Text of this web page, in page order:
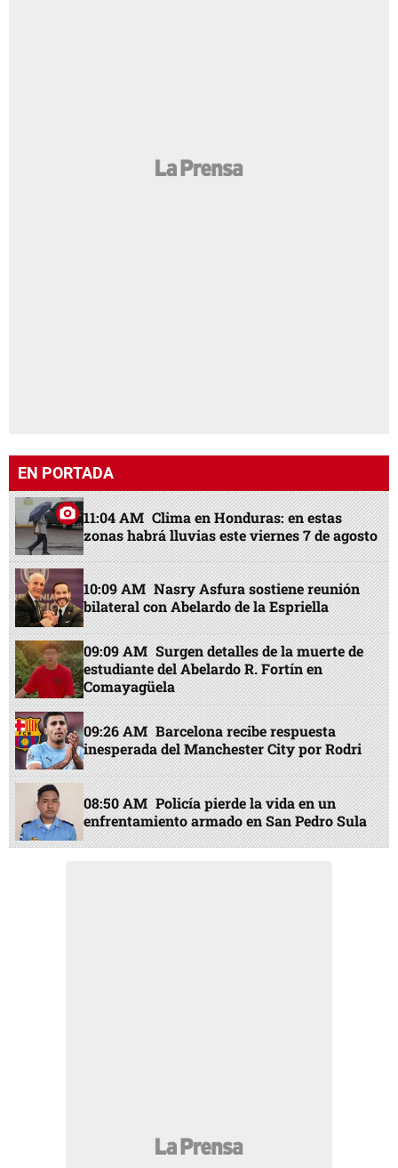
EN PORTADA
11:04 AM Clima en Honduras: en estas
zonas habrá lluvias este viernes 7 de agosto
10:09 AM Nasry Asfura sostiene reunión
bilateral con Abelardo de la Espriella
09:09 AM Surgen detalles de la muerte de
estudiante del Abelardo R. Fortín en
Comayagüela
09:26 AM Barcelona recibe respuesta
inesperada del Manchester City por Rodri
08:50 AM Policía pierde la vida en un
enfrentamiento armado en San Pedro Sula